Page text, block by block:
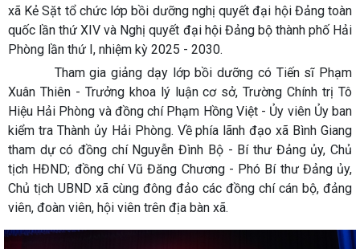
xã Kẻ Sặt tổ chức lớp bồi dưỡng nghị quyết đại hội Đảng toàn
quốc lần thứ XIV và Nghị quyết đại hội Đảng bộ thành phố Hải
Phòng lần thứ I, nhiệm kỳ 2025 - 2030.
Tham gia giảng dạy lớp bồi dưỡng có Tiến sĩ Phạm
Xuân Thiên - Trưởng khoa lý luận cơ sở, Trường Chính trị Tô
Hiệu Hải Phòng và đồng chí Phạm Hồng Việt - Ủy viên Ủy ban
kiểm tra Thành ủy Hải Phòng. Về phía lãnh đạo xã Bình Giang
tham dự có đồng chí Nguyễn Đình Bộ - Bí thư Đảng ủy, Chủ
tịch HĐND; đồng chí Vũ Đăng Chương - Phó Bí thư Đảng ủy,
Chủ tịch UBND xã cùng đông đảo các đồng chí cán bộ, đảng
viên, đoàn viên, hội viên trên địa bàn xã.